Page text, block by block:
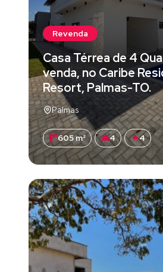
Revenda
Casa Térrea de 4
venda, no Caribe
Resort, Palmas-TO.
Palmas
605 m² 4 4